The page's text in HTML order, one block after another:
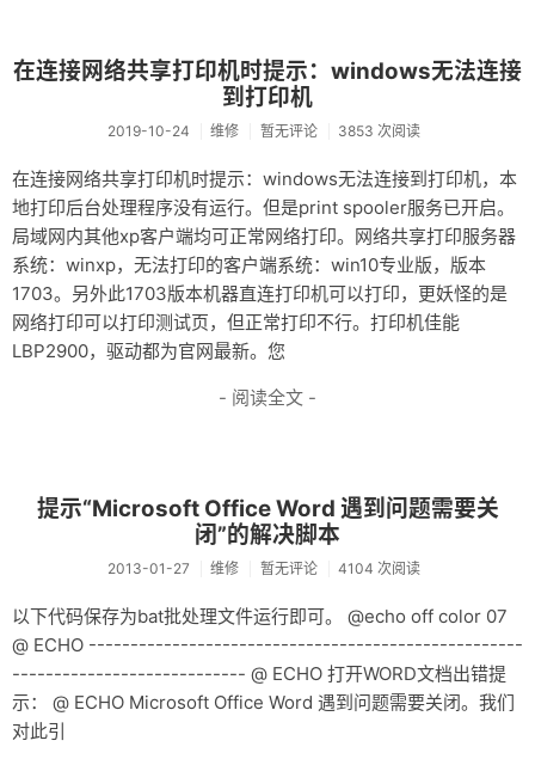
在连接网络共享打印机时提示：windows无法连接
到打印机
2019-10-24 维修 暂无评论 3853 次阅读
在连接网络共享打印机时提示：windows无法连接到打印机，本
地打印后台处理程序没有运行。但是print spooler服务已开启。
局域网内其他xp客户端均可正常网络打印。网络共享打印服务器
系统：winxp，无法打印的客户端系统：win10专业版，版本
1703。另外此1703版本机器直连打印机可以打印，更妖怪的是
网络打印可以打印测试页，但正常打印不行。打印机佳能
LBP2900，驱动都为官网最新。您
- 阅读全文 -
提示“Microsoft Office Word 遇到问题需要关
闭”的解决脚本
2013-01-27 维修 暂无评论 4104 次阅读
以下代码保存为bat批处理文件运行即可。 @echo off color 07
@ ECHO ----------------------------------------------------
---------------------------- @ ECHO 打开WORD文档出错提
示： @ ECHO Microsoft Office Word 遇到问题需要关闭。我们
对此引